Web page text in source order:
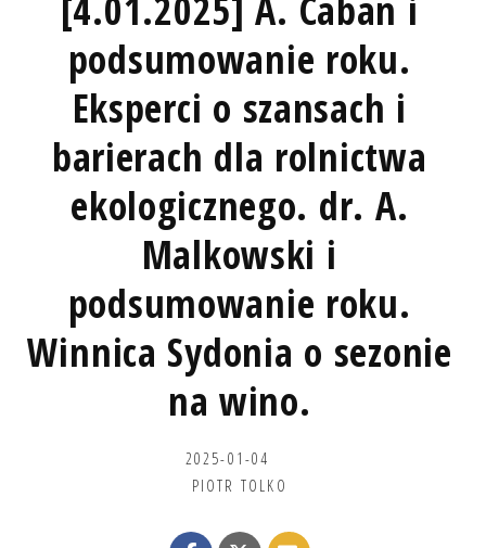
podsumowanie roku.
Eksperci o szansach i
barierach dla rolnictwa
ekologicznego. dr. A.
Malkowski i
podsumowanie roku.
Winnica Sydonia o sezonie
na wino.
2025-01-04
PIOTR TOLKO